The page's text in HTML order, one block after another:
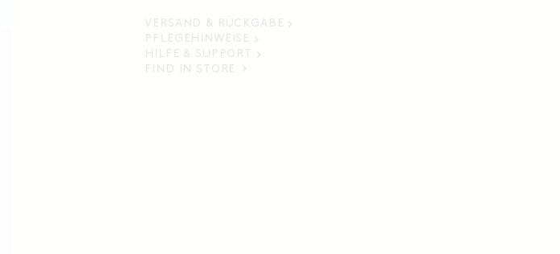
VERSAND & RÜCKGABE
PFLEGEHINWEISE
HILFE & SUPPORT
FIND IN STORE